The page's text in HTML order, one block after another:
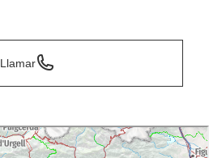
Llamar